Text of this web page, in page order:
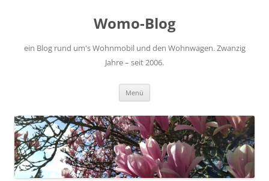
Womo-Blog
ein Blog rund um's Wohnmobil und den Wohnwagen. Zwanzig
Jahre – seit 2006.
Menü